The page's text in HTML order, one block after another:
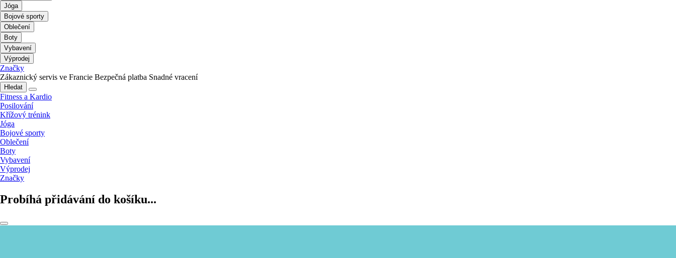
Jóga
Bojové sporty
Oblečení
Boty
Vybavení
Výprodej
Značky
Zákaznický servis ve Francie Bezpečná platba Snadné vracení
Hledat
Fitness a Kardio
Posilování
Křížový trénink
Jóga
Bojové sporty
Oblečení
Boty
Vybavení
Výprodej
Značky
Probíhá přidávání do košíku...